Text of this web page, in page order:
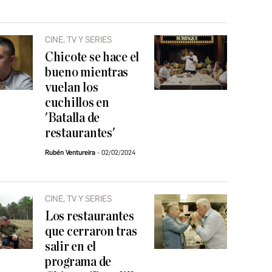
CINE, TV Y SERIES
Chicote se hace el
bueno mientras
vuelan los
cuchillos en
'Batalla de
restaurantes'
Rubén Ventureira 02/02/2024
CINE, TV Y SERIES
Los restaurantes
que cerraron tras
salir en el
programa de